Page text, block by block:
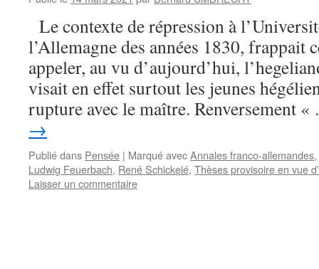
Le contexte de répression à
l’Allemagne des années 1830, frappait
appeler, au vu d’aujourd’hui,
visait en effet surtout les jeunes
rupture avec le maître. Renversement
→
Publié dans Pensée | Marqué avecAnnales franco-allemandes,
Ludwig Feuerbach, René Schickelé, Thèses provisoire en vue
Laisser un commentaire